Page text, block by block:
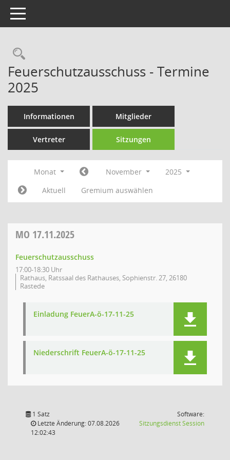
Toggle navigation
Rechercheauswahl
Feuerschutzausschuss - Termine
2025
Informationen Mitglieder
Vertreter Sitzungen
Monat November
2025
Aktuell
Gremium auswählen
MO 17.11.2025
Feuerschutzausschuss
17:00-18:30 Uhr
Rathaus, Ratssaal des Rathauses, Sophienstr. 27, 26180
Rastede
Einladung FeuerA-ö-17-11-25
Niederschrift FeuerA-ö-17-11-25
1 Satz
Letzte Änderung: 07.08.2026
12:02:43
Software:
SitzungsdienstSession(Wird in